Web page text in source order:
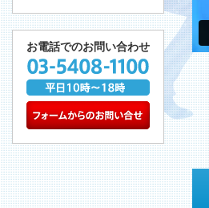
お電話でのお問い合わせ